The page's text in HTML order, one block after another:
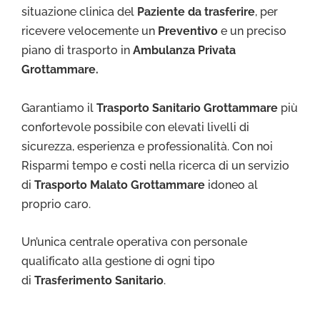
situazione clinica del Paziente da trasferire, per
ricevere velocemente un Preventivo e un preciso
piano di trasporto in Ambulanza Privata
Grottammare.
Garantiamo il Trasporto Sanitario Grottammare più
confortevole possibile con elevati livelli di
sicurezza, esperienza e professionalità. Con noi
Risparmi tempo e costi nella ricerca di un servizio
di Trasporto Malato Grottammare idoneo al
proprio caro.
Un’unica centrale operativa con personale
qualificato alla gestione di ogni tipo
di Trasferimento Sanitario.